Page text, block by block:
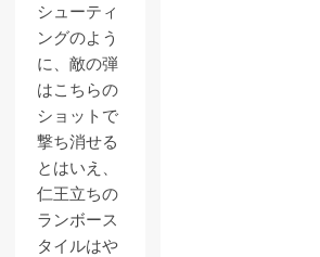
シューティ
ングのよう
に、敵の弾
はこちらの
ショットで
撃ち消せる
とはいえ、
仁王立ちの
ランボース
タイルはや